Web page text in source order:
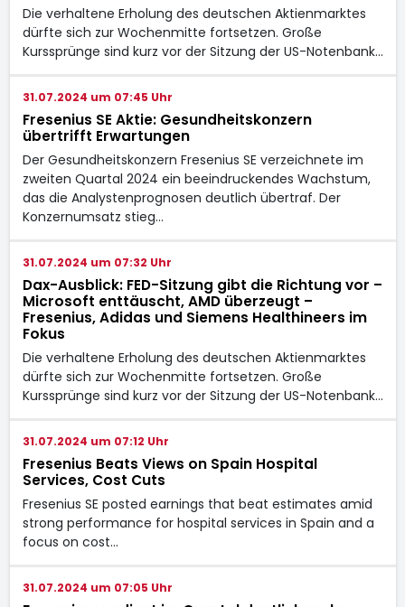
Die verhaltene Erholung des deutschen Aktienmarktes
dürfte sich zur Wochenmitte fortsetzen. Große
Kurssprünge sind kurz vor der Sitzung der US-Notenbank…
31.07.2024 um 07:45 Uhr
Fresenius SE Aktie: Gesundheitskonzern
übertrifft Erwartungen
Der Gesundheitskonzern Fresenius SE verzeichnete im
zweiten Quartal 2024 ein beeindruckendes Wachstum,
das die Analystenprognosen deutlich übertraf. Der
Konzernumsatz stieg…
31.07.2024 um 07:32 Uhr
Dax-Ausblick: FED-Sitzung gibt die Richtung vor –
Microsoft enttäuscht, AMD überzeugt –
Fresenius, Adidas und Siemens Healthineers im
Fokus
Die verhaltene Erholung des deutschen Aktienmarktes
dürfte sich zur Wochenmitte fortsetzen. Große
Kurssprünge sind kurz vor der Sitzung der US-Notenbank…
31.07.2024 um 07:12 Uhr
Fresenius Beats Views on Spain Hospital
Services, Cost Cuts
Fresenius SE posted earnings that beat estimates amid
strong performance for hospital services in Spain and a
focus on cost…
31.07.2024 um 07:05 Uhr